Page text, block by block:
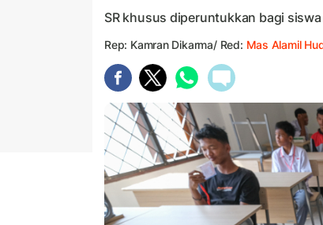
SR khusus diperuntukkan bagi
Rep: Kamran Dikarma/ Red: Mas Alamil